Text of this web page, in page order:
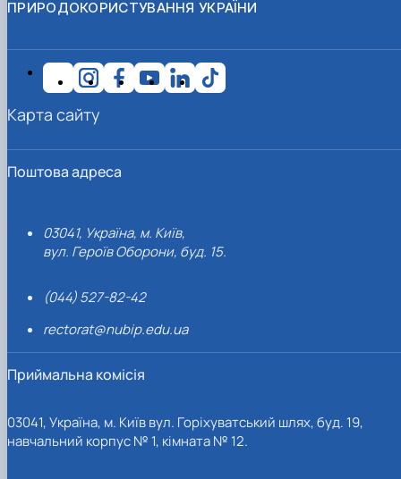
ПРИРОДОКОРИСТУВАННЯ УКРАЇНИ
Поштова адреса
03041, Україна, м. Київ,
вул. Героїв Оборони, буд. 15.
(044) 527-82-42
rectorat@nubip.edu.ua
Приймальна комісія
03041, Україна, м. Київ вул. Горіхуватський шлях, буд. 19,
навчальний корпус № 1, кімната № 12.
Карта сайту